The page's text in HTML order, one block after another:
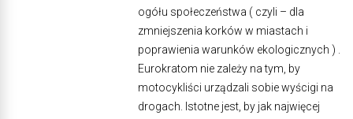
ogółu społeczeństwa ( czyli – dla
zmniejszenia korków w miastach i
poprawienia warunków ekologicznych ) .
Eurokratom nie zależy na tym, by
motocykliści urządzali sobie wyścigi na
drogach. Istotne jest, by jak najwięcej